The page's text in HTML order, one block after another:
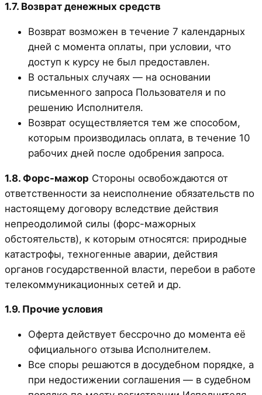
1.7. Возврат денежных средств
Возврат возможен в течение 7 календарных
дней с момента оплаты, при условии, что
доступ к курсу не был предоставлен.
В остальных случаях — на основании
письменного запроса Пользователя и по
решению Исполнителя.
Возврат осуществляется тем же способом,
которым производилась оплата, в течение 10
рабочих дней после одобрения запроса.
1.8. Форс-мажор Стороны освобождаются от
ответственности за неисполнение обязательств по
настоящему договору вследствие действия
непреодолимой силы (форс-мажорных
обстоятельств), к которым относятся: природные
катастрофы, техногенные аварии, действия
органов государственной власти, перебои в работе
телекоммуникационных сетей и др.
1.9. Прочие условия
Оферта действует бессрочно до момента её
официального отзыва Исполнителем.
Все споры решаются в досудебном порядке, а
при недостижении соглашения — в судебном